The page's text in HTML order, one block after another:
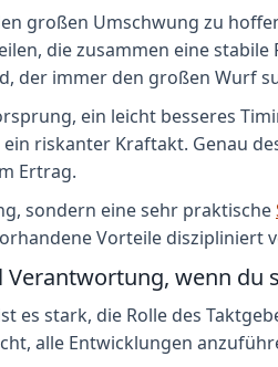
großen Umschwung zu
die zusammen eine
der immer den großen Wurf
ein leicht besseres
riskanter Kraftakt. Genau
Ertrag.
sondern eine sehr praktische
Vorteile diszipliniert
wenn du
es stark, die Rolle des
alle Entwicklungen